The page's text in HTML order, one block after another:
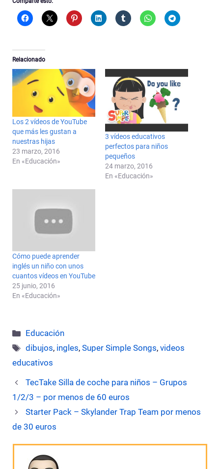
Relacionado
Los 2 vídeos de YouTube
que más les gustan a
nuestras hijas
23 marzo, 2016
En «Educación»
3 vídeos educativos
perfectos para niños
pequeños
24 marzo, 2016
En «Educación»
Cómo puede aprender
inglés un niño con unos
cuantos vídeos en YouTube
25 junio, 2016
En «Educación»
Categorías
Educación
Etiquetas
dibujos, ingles,Super Simple Songs,videos
educativos
TecTake Silla de coche para niños – Grupos
1/2/3 – por menos de 60 euros
Starter Pack – Skylander Trap Team por menos
de 30 euros